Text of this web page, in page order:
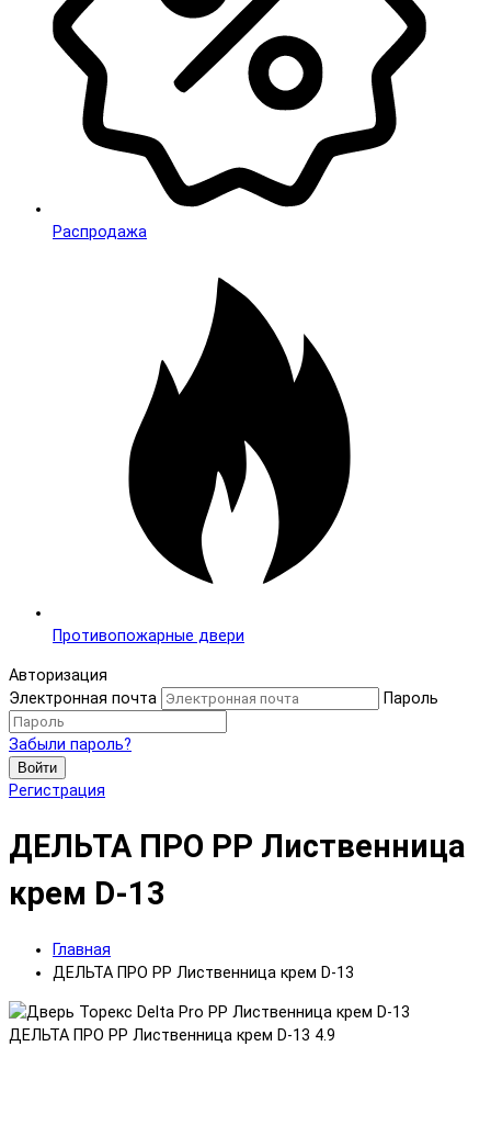
Распродажа
Противопожарные двери
Авторизация
Электронная почта
Пароль
Забыли пароль?
Войти
Регистрация
ДЕЛЬТА ПРО PP Лиственница
крем D-13
Главная
ДЕЛЬТА ПРО PP Лиственница крем D-13
ДЕЛЬТА ПРО PP Лиственница крем D-13 4.9